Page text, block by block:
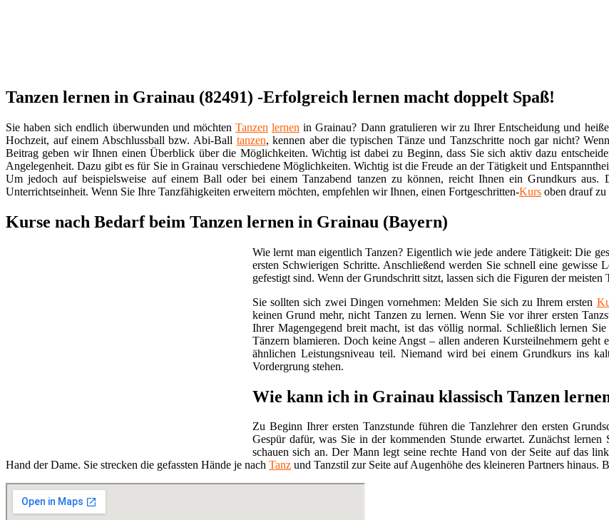
Tanzen lernen in Grainau (82491) -Erfolgreich lernen macht doppelt Spaß!
Sie haben sich endlich überwunden und möchten Tanzen lernen in Grainau? Dann gratulieren wir zu Ihrer Entscheidung und
Hochzeit, auf einem Abschlussball bzw. Abi-Ball tanzen, kennen aber die typischen Tänze und Tanzschritte noch gar nicht?
Beitrag geben wir Ihnen einen Überblick über die Möglichkeiten. Wichtig ist dabei zu Beginn, dass Sie sich aktiv dazu
Angelegenheit. Dazu gibt es für Sie in Grainau verschiedene Möglichkeiten. Wichtig ist die Freude an der Tätigkeit und
Um jedoch auf beispielsweise auf einem Ball oder bei einem Tanzabend tanzen zu können, reicht Ihnen ein Grundkurs aus.
Unterrichtseinheit. Wenn Sie Ihre Tanzfähigkeiten erweitern möchten, empfehlen wir Ihnen, einen Fortgeschritten-Kurs oben drauf zu
Kurse nach Bedarf beim Tanzen lernen in Grainau (Bayern)
Wie lernt man eigentlich Tanzen? Eigentlich wie jede andere Tätigkeit: Die
ersten Schwierigen Schritte. Anschließend werden Sie schnell eine
gefestigt sind. Wenn der Grundschritt sitzt, lassen sich die Figuren der meisten
Sie sollten sich zwei Dingen vornehmen: Melden Sie sich zu Ihrem ersten
keinen Grund mehr, nicht Tanzen zu lernen. Wenn Sie vor ihrer ersten
Ihrer Magengegend breit macht, ist das völlig normal. Schließlich lernen
Tänzern blamieren. Doch keine Angst – allen anderen Kursteilnehmern geht
ähnlichen Leistungsniveau teil. Niemand wird bei einem Grundkurs ins
Vordergrung stehen.
Wie kann ich in Grainau klassisch Tanzen
Zu Beginn Ihrer ersten Tanzstunde führen die Tanzlehrer den ersten
Gespür dafür, was Sie in der kommenden Stunde erwartet. Zunächst
schauen sich an. Der Mann legt seine rechte Hand von der Seite auf das
Hand der Dame. Sie strecken die gefassten Hände je nach Tanz und Tanzstil zur Seite auf Augenhöhe des kleineren Partners hinaus.